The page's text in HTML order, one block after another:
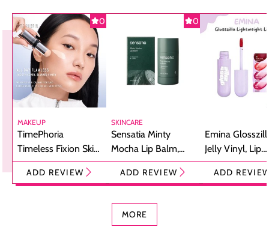
0
MAKEUP
TimePhoria
Timeless Fixion Skin
Tint Stick,
Foundation dan
ADD REVIEW
0
SKINCARE
Sensatia Minty
Mocha Lip Balm,
Pelembap Bibir
dengan Aroma
ADD REVIEW
Emina
Jelly Vinyl, Lip
Cream Glossy
Ringan
ADD
MORE